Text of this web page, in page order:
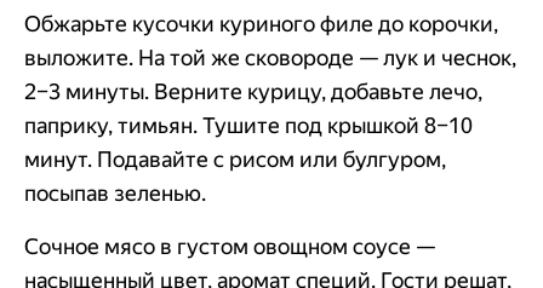
Обжарьте кусочки куриного филе до корочки,
выложите. На той же сковороде — лук и чеснок,
2–3 минуты. Верните курицу, добавьте лечо,
паприку, тимьян. Тушите под крышкой 8–10
минут. Подавайте с рисом или булгуром,
посыпав зеленью.
Сочное мясо в густом овощном соусе —
насыщенный цвет, аромат специй. Гости решат,